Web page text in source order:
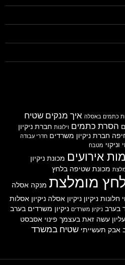
כתמים באסלה איך מנקים שטיח
הסרת כתמים וילונות חברת ניקיון
חברת ניקיון משרדים חדרי עבודה
וניקוי מטבח
אירועים מכונת ניקיון
מכונת שטיפה בלחץ
מומלצת מנקה אסלה
חלונות ניקיון ניקיון אסלה ניקיון אסלות
בערב ניקיון משרדים ניקיון משרדים בערב
עליון עשה זאת בעצמך פינוי אסבסט
אבק תעשייתי שטיח במשרד